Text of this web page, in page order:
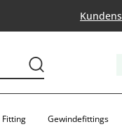
Fitting Gewindefittings